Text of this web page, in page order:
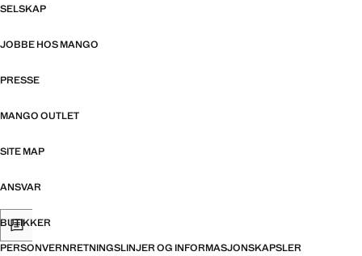
SELSKAP
JOBBE HOS MANGO
PRESSE
MANGO OUTLET
SITE MAP
ANSVAR
BUTIKKER
PERSONVERNRETNINGSLINJER OG INFORMASJONSKAPSLER